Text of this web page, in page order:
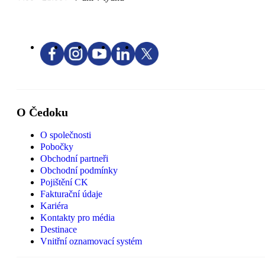
O Čedoku
O společnosti
Pobočky
Obchodní partneři
Obchodní podmínky
Pojištění CK
Fakturační údaje
Kariéra
Kontakty pro média
Destinace
Vnitřní oznamovací systém